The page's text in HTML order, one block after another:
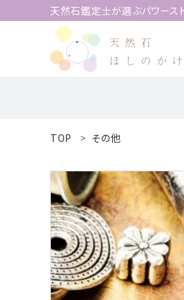
天然石鑑定士が選ぶパワー
ACCOUNT MENU
ようこそ 会員名 様
ログイン person 新規会員
天然石から選ぶ
TOP その他